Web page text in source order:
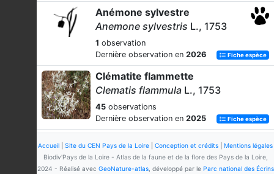
Anémone sylvestre
Anemone sylvestris L., 1753
1 observation
Dernière observation en 2026 Fiche espèce
Clématite flammette
Clematis flammula L., 1753
45 observations
Dernière observation en 2025 Fiche espèce
Clématite
ClematisL., 1753
6observations
Accueil Site du CEN Pays de la Loire Conception et crédits
Mentions légales
Biodiv'Pays de la Loire - Atlas de la faune et de la flore des Pays de la Loire,
2024 - Réalisé avec GeoNature-atlas, développé par le Parc national des Écrins